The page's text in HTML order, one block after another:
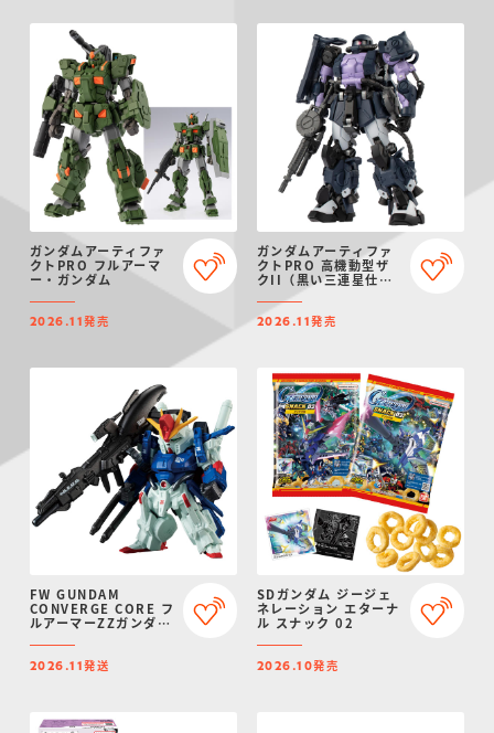
ガンダムアーティファ
クトPRO フルアーマ
ー・ガンダム
2026.11発売
ガンダムアーティファ
クトPRO 高機動型ザ
クII（黒い三連星仕
2026.11発売
FW GUNDAM
CONVERGE CORE フ
ルアーマーZZガンダム
限定】
2026.11発送
SDガンダム ジージェ
ネレーション エターナ
ル スナック 02
2026.10発売